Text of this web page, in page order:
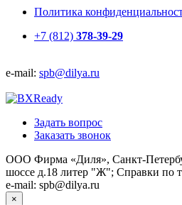
Политика
+7 (812) 378-39-29
e-mail: spb@dilya.ru
Задать вопрос
Заказать звонок
ООО Фирма «Диля», Санкт-
шоссе д.18 литер "Ж"; Справки по
e-mail: spb@dilya.ru
×